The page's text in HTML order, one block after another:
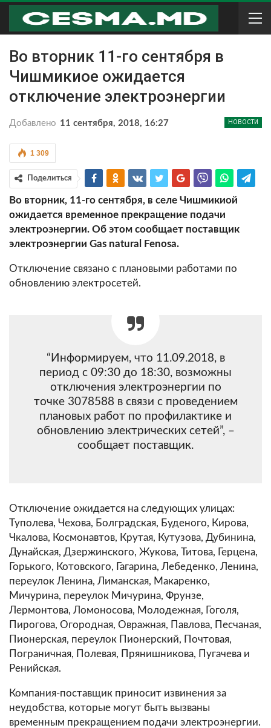
Во вторник 11-го сентября в
Чишмикиое ожидается
отключение электроэнергии
НОВОСТИ
Добавлено 11 сентября, 2018, 16:27
1 309
Поделиться
Во вторник, 11-го сентября, в селе Чишмикиой
ожидается временное прекращение подачи
электроэнергии. Об этом сообщает поставщик
электроэнергии Gas natural Fenosa.
Отключение связано с плановыми работами по
обновлению электросетей.
“Информируем, что 11.09.2018, в
период с 09:30 до 18:30, возможны
отключения электроэнергии по
точке 3078588 в связи с проведением
плановых работ по профилактике и
обновлению электрических сетей”, –
сообщает поставщик.
Отключение ожидается на следующих улицах:
Туполева, Чехова, Болградская, Буденого, Кирова,
Чкалова, Космонавтов, Крутая, Кутузова, Дубинина,
Дунайская, Дзержинского, Жукова, Титова, Герцена,
Горького, Котовского, Гагарина, Лебеденко, Ленина,
переулок Ленина, Лиманская, Макаренко,
Мичурина, переулок Мичурина, Фрунзе,
Лермонтова, Ломоносова, Молодежная, Гоголя,
Пирогова, Огородная, Овражная, Павлова, Песчаная,
Пионерская, переулок Пионерский, Почтовая,
Пограничная, Полевая, Прянишникова, Пугачева и
Ренийская.
Компания-поставщик приносит извинения за
неудобства, которые могут быть вызваны
временным прекращением подачи электроэнергии.